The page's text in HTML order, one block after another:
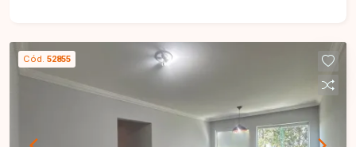
garagem. O imóvel oferece ambientes modernos,
bem distribuídos e excelente iluminação natural,
sendo ideal para quem busca conforto e
praticidade em um imóvel de primeira locação.
Uma excelente oportunidade para morar em um
Cód. 52855